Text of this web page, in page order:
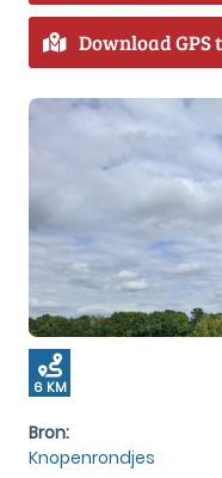
Download GPS
6 KM
Bron:
Knopenrondjes